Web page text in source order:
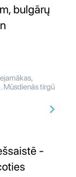
bulgārų
Mūsdienās tirgū
-